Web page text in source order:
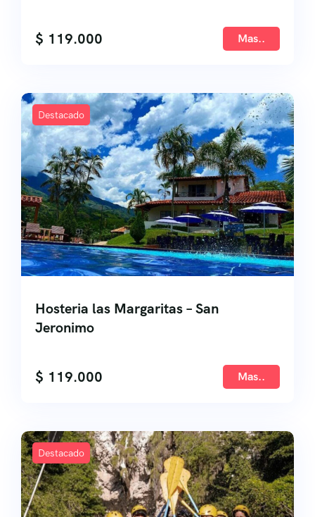
$ 119.000 Mas..
Destacado
Hosteria las Margaritas – San
Jeronimo
$ 119.000 Mas..
Destacado